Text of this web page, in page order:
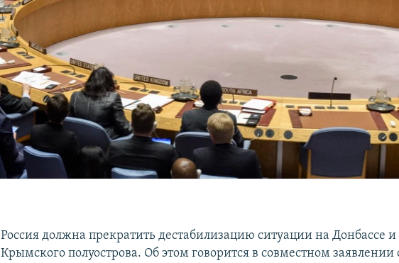
Россия должна прекратить дестабилизацию ситуации на Донбассе
Крымского полуострова. Об этом говорится в совместном заявлении